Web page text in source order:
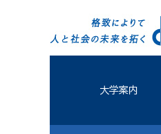
大学案内